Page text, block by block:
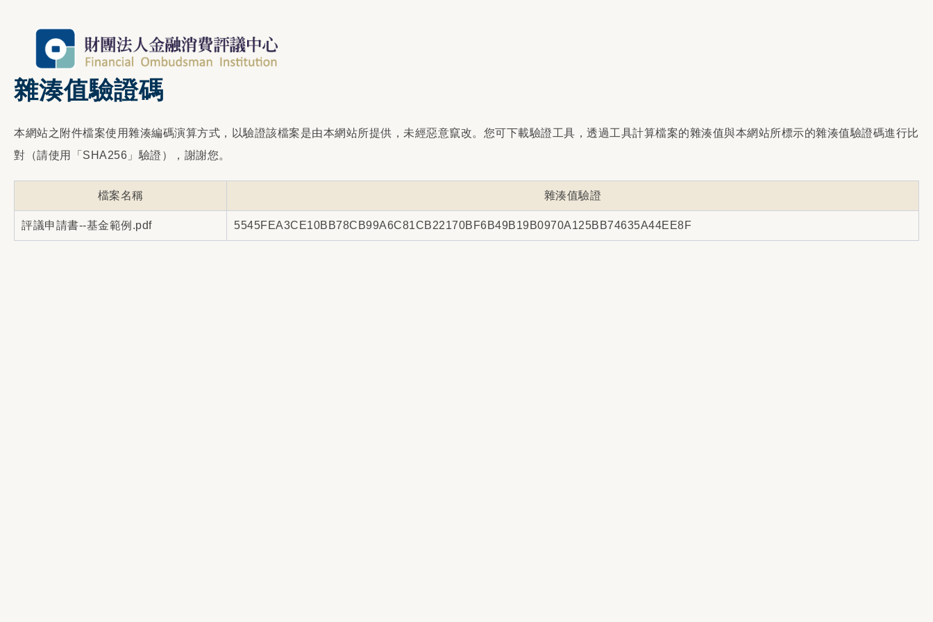
雜湊值驗證碼
本網站之附件檔案使用雜湊編碼演算方式，以驗證該檔案是由本網站所提供，未經惡意竄改。您可下載驗證工具，透過工具計算檔案的雜湊值與本網站所標示的雜湊值驗證碼進行比
對（請使用「SHA256」驗證），謝謝您。
檔案名稱 雜湊值驗證
評議申請書--基金範例.pdf 5545FEA3CE10BB78CB99A6C81CB22170BF6B49B19B0970A125BB74635A44EE8F